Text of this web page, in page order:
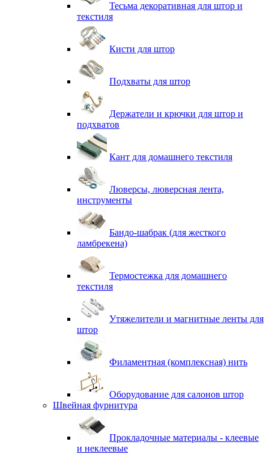
Тесьма декоративная для штор и
текстиля
Кисти для штор
Подхваты для штор
Держатели и крючки для штор и
подхватов
Кант для домашнего текстиля
Люверсы, люверсная лента,
инструменты
Бандо-шабрак (для жесткого
ламбрекена)
Термостежка для домашнего
текстиля
Утяжелители и магнитные ленты для
штор
Филаментная (комплексная) нить
Оборудование для салонов штор
Швейная фурнитура
Прокладочные материалы - клеевые
и неклеевые